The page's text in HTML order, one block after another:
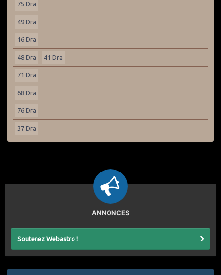
75 Dra
49 Dra
16 Dra
48 Dra 41 Dra
71 Dra
68 Dra
76 Dra
37 Dra
ANNONCES
Soutenez Webastro !